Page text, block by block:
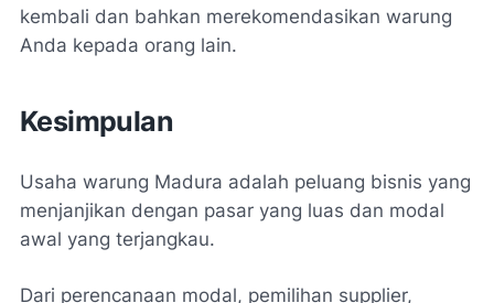
kembali dan bahkan merekomendasikan warung
Anda kepada orang lain.
Kesimpulan
Usaha warung Madura adalah peluang bisnis yang
menjanjikan dengan pasar yang luas dan modal
awal yang terjangkau.
Dari perencanaan modal, pemilihan supplier,